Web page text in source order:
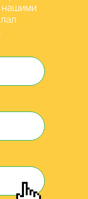
нашими